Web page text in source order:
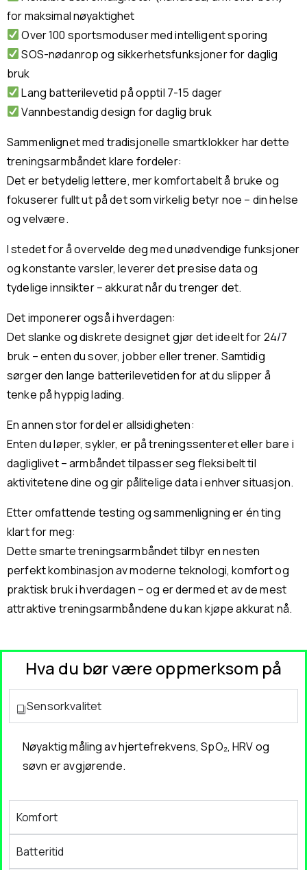
for maksimal nøyaktighet
Over 100 sportsmoduser med intelligent sporing
SOS-nødanrop og sikkerhetsfunksjoner for daglig
bruk
Lang batterilevetid på opptil 7-15 dager
Vannbestandig design for daglig bruk
Sammenlignet med tradisjonelle smartklokker har dette
treningsarmbåndet klare fordeler:
Det er betydelig lettere, mer komfortabelt å bruke og
fokuserer fullt ut på det som virkelig betyr noe – din helse
og velvære.
I stedet for å overvelde deg med unødvendige funksjoner
og konstante varsler, leverer det presise data og
tydelige innsikter – akkurat når du trenger det.
Det imponerer også i hverdagen:
Det slanke og diskrete designet gjør det ideelt for 24/7
bruk – enten du sover, jobber eller trener. Samtidig
sørger den lange batterilevetiden for at du slipper å
tenke på hyppig lading.
En annen stor fordel er allsidigheten:
Enten du løper, sykler, er på treningssenteret eller bare i
dagliglivet – armbåndet tilpasser seg fleksibelt til
aktivitetene dine og gir pålitelige data i enhver situasjon.
Etter omfattende testing og sammenligning er én ting
klart for meg:
Dette smarte treningsarmbåndet tilbyr en nesten
perfekt kombinasjon av moderne teknologi, komfort og
praktisk bruk i hverdagen – og er dermed et av de mest
attraktive treningsarmbåndene du kan kjøpe akkurat nå.
Hva du bør være oppmerksom på
Sensorkvalitet
Nøyaktig måling av hjertefrekvens, SpO₂, HRV og
søvn er avgjørende.
Komfort
Batteritid